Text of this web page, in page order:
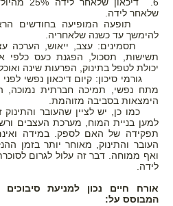
6. דיכאון
שלאחר לידה.
תופעה המופיעה בחודשים
להימשך עד כשנה שלאחריה.
תסמינים: עצב, ייאוש, הערכה
תשישות, תסכול, הפגנת כעס כלפי
יכולת לטפל בתינוק, הפרעות שינה
גורמי סיכון: קיום דיכאון נפשי
מתח נפשי, תמיכה חברתית נמוכה,
הימצאות בסביבה מזוהמת.
למען בניית המוח, מערכת העצבים
תפקידה של האם לספק. במידה
העובר והתינוק, מאוחר יותר בזמן
ואף ממוחה. דבר זה עלול לגרום
לידה.
אורח חיים נכון למניעת סיבוכים
המבוסס על: